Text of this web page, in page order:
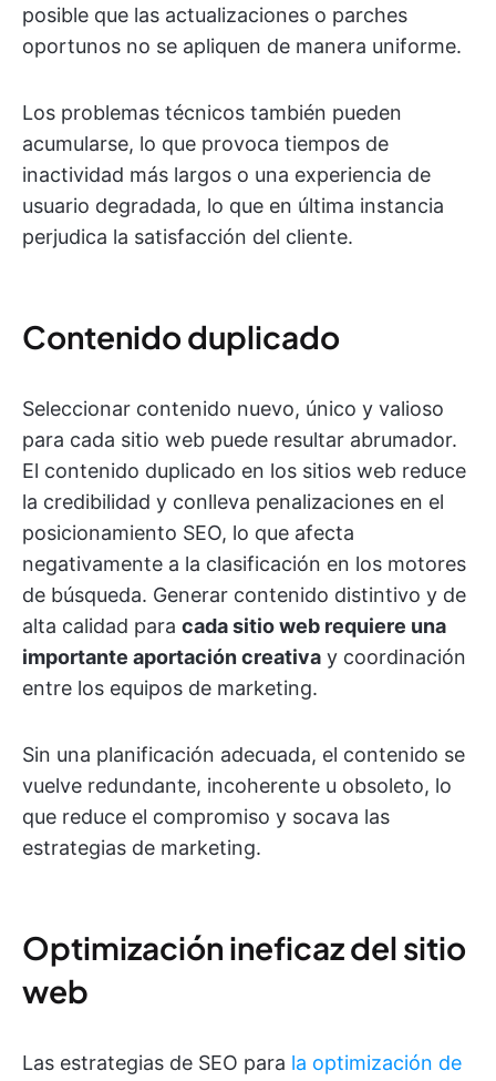
posible que las actualizaciones o parches
oportunos no se apliquen de manera uniforme.
Los problemas técnicos también pueden
acumularse, lo que provoca tiempos de
inactividad más largos o una experiencia de
usuario degradada, lo que en última instancia
perjudica la satisfacción del cliente.
Contenido duplicado
Seleccionar contenido nuevo, único y valioso
para cada sitio web puede resultar abrumador.
El contenido duplicado en los sitios web reduce
la credibilidad y conlleva penalizaciones en el
posicionamiento SEO, lo que afecta
negativamente a la clasificación en los motores
de búsqueda. Generar contenido distintivo y de
alta calidad para cada sitio web requiere una
importante aportación creativa y coordinación
entre los equipos de marketing.
Sin una planificación adecuada, el contenido se
vuelve redundante, incoherente u obsoleto, lo
que reduce el compromiso y socava las
estrategias de marketing.
Optimización ineficaz del sitio
web
Las estrategias de SEO para la optimización de